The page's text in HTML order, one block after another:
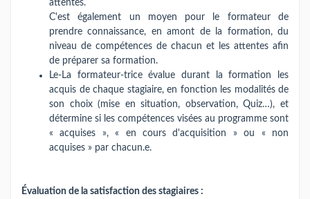
attentes.
C'est également un moyen pour le formateur de
prendre connaissance, en amont de la formation, du
niveau de compétences de chacun et les attentes afin
de préparer sa formation.
Le-La formateur-trice évalue durant la formation les
acquis de chaque stagiaire, en fonction les modalités de
son choix (mise en situation, observation, Quiz…), et
détermine si les compétences visées au programme sont
« acquises », « en cours d'acquisition » ou « non
acquises » par chacun.e.
Évaluation de la satisfaction des stagiaires :